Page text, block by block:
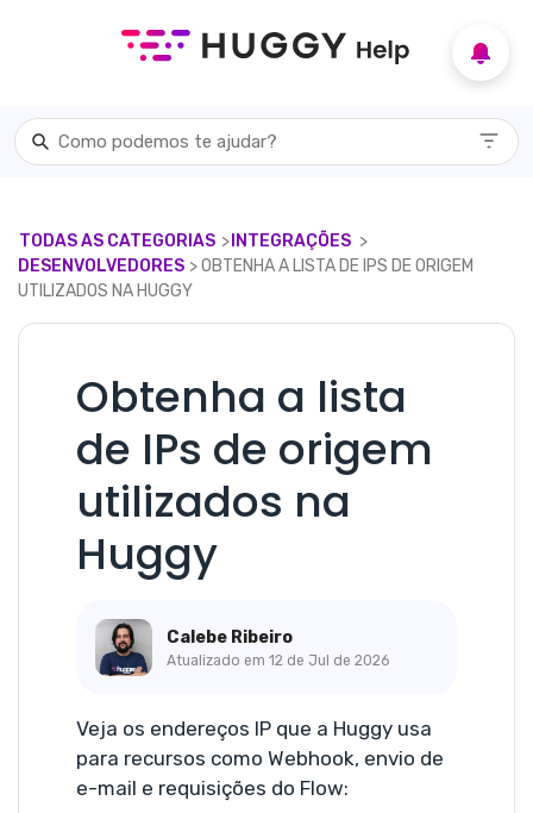
TODAS AS CATEGORIAS ​>​ ​INTEGRAÇÕES ​ > ​
DESENVOLVEDORES ​> ​ OBTENHA A LISTA DE IPS DE ORIGEM
UTILIZADOS NA HUGGY
Obtenha a lista
de IPs de origem
utilizados na
Huggy
Calebe Ribeiro
Atualizado em 12 de Jul de 2026
Veja os endereços IP que a Huggy usa
para recursos como Webhook, envio de
e-mail e requisições do Flow: